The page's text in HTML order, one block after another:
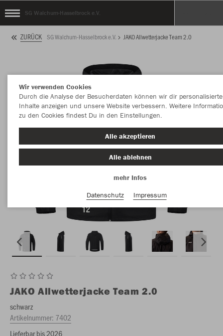
SG Walchum-Hasselbrock e.V.
ZURÜCK SG Walchum-Hasselbrock e.V. JAKO Allwetterjacke Team 2.0
JAKO Allwetterjacke Team 2.0
schwarz
Artikelnummer: 7402
Lieferbar bis 2026
Wir verwenden Cookies
Durch die Analyse der Besucherdaten können wir dir personalisierte
Inhalte anzeigen und unsere Website verbessern. Weitere
zu den Cookies findest Du in den Einstellungen.
Alle akzeptieren
Alle ablehnen
mehr Infos
Datenschutz
Impressum